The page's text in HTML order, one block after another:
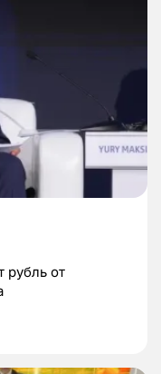
рубль от